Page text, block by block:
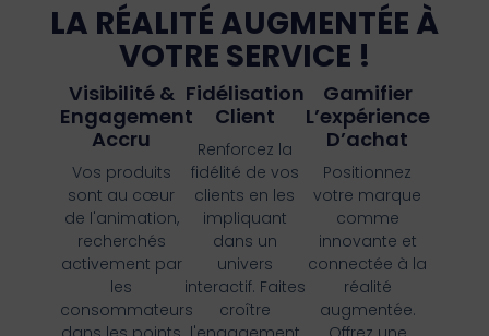
LA RÉALITÉ AUGMENTÉE À
VOTRE SERVICE !
Visibilité &
Engagement
Accru
Vos produits
sont au cœur
de l'animation,
recherchés
activement par
les
consommateurs
Fidélisation
Client
Renforcez la
fidélité de vos
clients en les
impliquant
dans un
univers
interactif. Faites
croître
Gamifier
L’expérience
D’achat
Positionnez
votre marque
comme
innovante et
connectée à la
réalité
augmentée.